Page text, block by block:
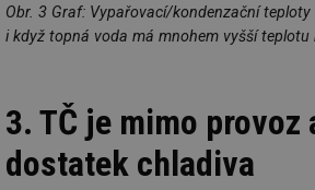
Obr. 3 Graf: Vypařovací/kondenzační teploty
i když topná voda má mnohem vyšší
3. TČ je mimo provoz
dostatek chladiva